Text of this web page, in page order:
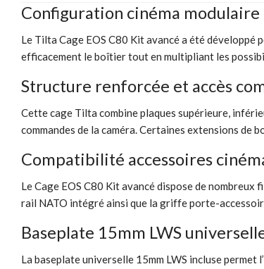
Configuration cinéma modulaire
Le Tilta Cage EOS C80 Kit avancé a été
efficacement le boîtier tout en multipliant les
Structure renforcée et accès
Cette cage Tilta combine plaques supérieure,
commandes de la caméra. Certaines extensions
Compatibilité accessoires
Le Cage EOS C80 Kit avancé dispose de
rail NATO intégré ainsi que la griffe porte-
Baseplate 15mm LWS
La baseplate universelle 15mm LWS incluse